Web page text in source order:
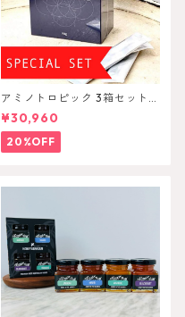
アミノトロピック 3箱セット A
minoTropic
¥30,960
20%OFF